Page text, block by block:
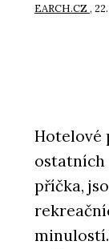
EARCH.CZ ,
Hotelové
ostatních
příčka,